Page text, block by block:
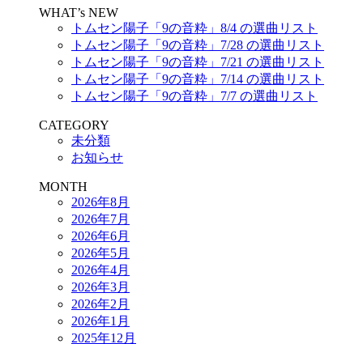
WHAT’s NEW
トムセン陽子「9の音粋」8/4 の選曲リスト
トムセン陽子「9の音粋」7/28 の選曲リスト
トムセン陽子「9の音粋」7/21 の選曲リスト
トムセン陽子「9の音粋」7/14 の選曲リスト
トムセン陽子「9の音粋」7/7 の選曲リスト
CATEGORY
未分類
お知らせ
MONTH
2026年8月
2026年7月
2026年6月
2026年5月
2026年4月
2026年3月
2026年2月
2026年1月
2025年12月